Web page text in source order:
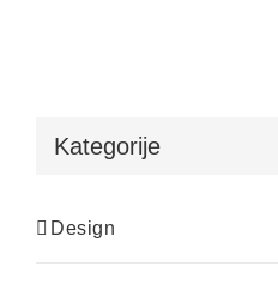
Kategorije
Design